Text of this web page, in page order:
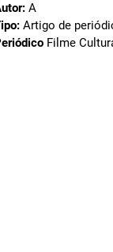
A
Artigo de
Filme